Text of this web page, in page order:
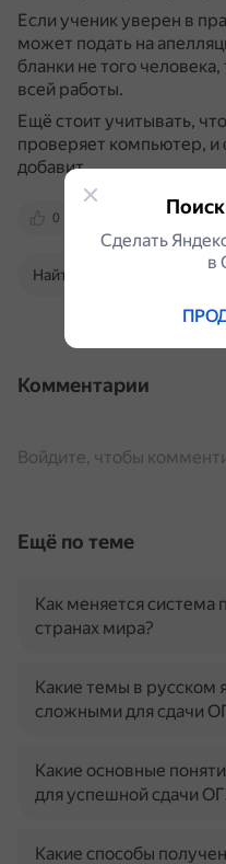
Если ученик уверен в
может подать на
бланки не того
всей работы.
Ещё стоит учитывать,
проверяет компьютер, и
добавит.
0 www.u-
Найти в Поиске
Комментарии
Войдите, чтобы
Ещё по теме
Как меняется
странах мира?
Какие темы в русском
сложными для сдачи
Какие основные
для успешной сдачи
Какие способы
Сделать
в